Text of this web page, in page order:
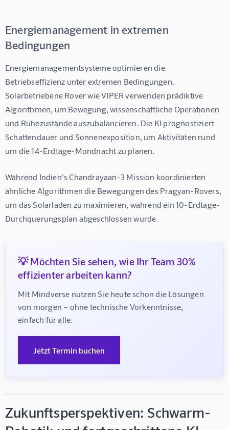
Energiemanagement in extremen
Bedingungen
Energiemanagementsysteme optimieren die
Betriebseffizienz unter extremen Bedingungen.
Solarbetriebene Rover wie VIPER verwenden prädiktive
Algorithmen, um Bewegung, wissenschaftliche Operationen
und Ruhezustände auszubalancieren. Die KI prognostiziert
Schattendauer und Sonnenexposition, um Aktivitäten rund
um die 14-Erdtage-Mondnacht zu planen.
Während Indien's Chandrayaan-3 Mission koordinierten
ähnliche Algorithmen die Bewegungen des Pragyan-Rovers,
um das Solarladen zu maximieren, während ein 10-Erdtage-
Durchquerungsplan abgeschlossen wurde.
💡 Möchten Sie sehen, wie Ihr Team 30%
effizienter arbeiten kann?
Mit Mindverse nutzen Sie heute schon die Lösungen
von morgen – ohne technische Vorkenntnisse,
einfach für alle.
Jetzt Termin buchen
Zukunftsperspektiven: Schwarm-